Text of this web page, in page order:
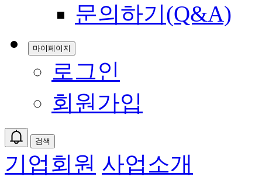
문의하기(Q&A)
마이페이지
로그인
회원가입
검색
기업회원 사업소개